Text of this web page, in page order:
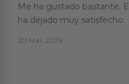
Me ha gustado bastante.
ha dejado muy satisfecho.
20 Mar 2026